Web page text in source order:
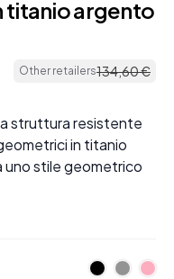
titanio argento
Other retailers134,60€
struttura resistente
in titanio
uno stile geometrico